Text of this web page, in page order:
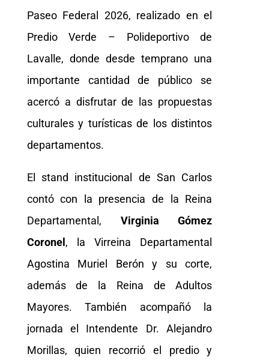
Paseo Federal 2026, realizado en el
Predio Verde – Polideportivo de
Lavalle, donde desde temprano una
importante cantidad de público se
acercó a disfrutar de las propuestas
culturales y turísticas de los distintos
departamentos.
El stand institucional de San Carlos
contó con la presencia de la Reina
Departamental, Virginia Gómez
Coronel , la Virreina Departamental
Agostina Muriel Berón y su corte,
además de la Reina de Adultos
Mayores. También acompañó la
jornada el Intendente Dr. Alejandro
Morillas, quien recorrió el predio y